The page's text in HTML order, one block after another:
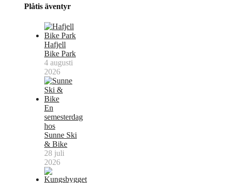
Plåtis äventyr
Hafjell
Bike Park
4 augusti
2026
En
semesterdag
hos
Sunne Ski
& Bike
28 juli
2026